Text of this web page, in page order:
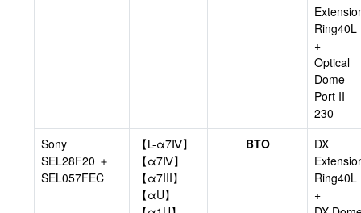
Ring40L
+
Optical
Dome
Port II
230
Sony
SEL28F20 ＋
SEL057FEC
【L-α7Ⅳ】
【α7Ⅳ】
【α7III】
【αU】
BTO
DX
Ring40L
+